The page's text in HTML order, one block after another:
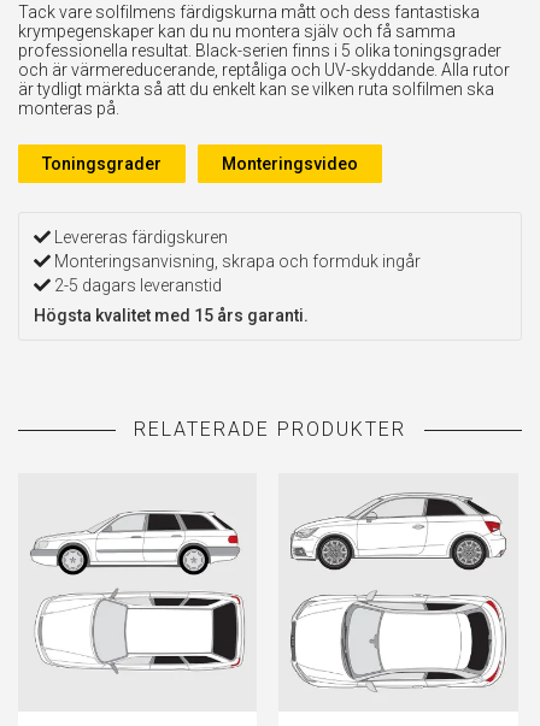
Tack vare solfilmens färdigskurna mått och dess fantastiska
krympegenskaper kan du nu montera själv och få samma
professionella resultat. Black-serien finns i 5 olika toningsgrader
och är värmereducerande, reptåliga och UV-skyddande. Alla rutor
är tydligt märkta så att du enkelt kan se vilken ruta solfilmen ska
monteras på.
Toningsgrader Monteringsvideo
Levereras färdigskuren
Monteringsanvisning, skrapa och formduk ingår
2-5 dagars leveranstid
Högsta kvalitet med 15 års garanti.